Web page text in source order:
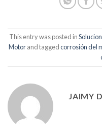
This entry was posted in
Motorand taggedcorrosión del
JAIMY